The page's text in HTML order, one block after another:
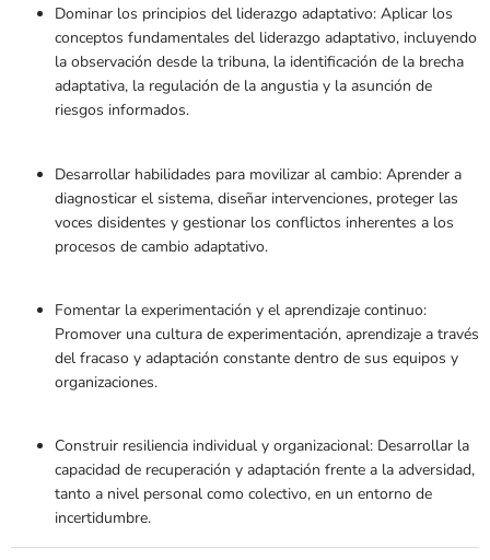
Dominar los principios del liderazgo adaptativo: Aplicar los
conceptos fundamentales del liderazgo adaptativo, incluyendo
la observación desde la tribuna, la identificación de la brecha
adaptativa, la regulación de la angustia y la asunción de
riesgos informados.
Desarrollar habilidades para movilizar al cambio: Aprender a
diagnosticar el sistema, diseñar intervenciones, proteger las
voces disidentes y gestionar los conflictos inherentes a los
procesos de cambio adaptativo.
Fomentar la experimentación y el aprendizaje continuo:
Promover una cultura de experimentación, aprendizaje a través
del fracaso y adaptación constante dentro de sus equipos y
organizaciones.
Construir resiliencia individual y organizacional: Desarrollar la
capacidad de recuperación y adaptación frente a la adversidad,
tanto a nivel personal como colectivo, en un entorno de
incertidumbre.